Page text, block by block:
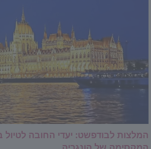
המלצות לבודפשט: יעדי החובה לטיול